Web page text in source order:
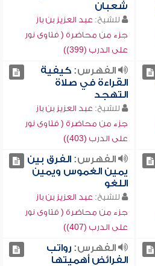
شعبان
للشيخ: عبد العزيز بن باز
جزء من محاضرة ( فتاوى نور
على الدرب (399))
الفهرس:كيفية
القراءة في صلاة
التهجد
للشيخ: عبد العزيز بن باز
جزء من محاضرة ( فتاوى نور
على الدرب (403))
الفهرس:الفرق بين
يمين الغموس ويمين
اللغو
للشيخ: عبد العزيز بن باز
جزء من محاضرة ( فتاوى نور
على الدرب (407))
الفهرس:رواتب
الفرائض أهميتها